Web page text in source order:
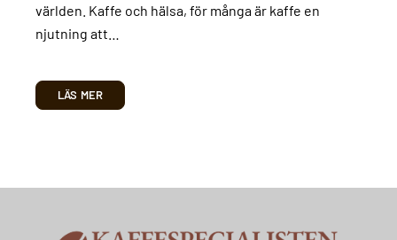
världen. Kaffe och hälsa, för många är kaffe en
njutning att…
LÄS MER